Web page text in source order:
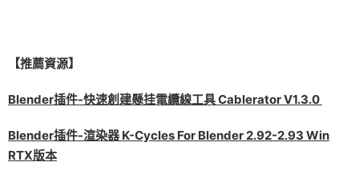
【推薦資源】
Blender插件-快速創建懸挂電纜線工具 Cablerator V1.3.0
Blender插件-渲染器 K-Cycles For Blender 2.92-2.93 Win
RTX版本